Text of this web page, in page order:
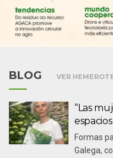
BLOG VER
“Las
Formas
Galega,